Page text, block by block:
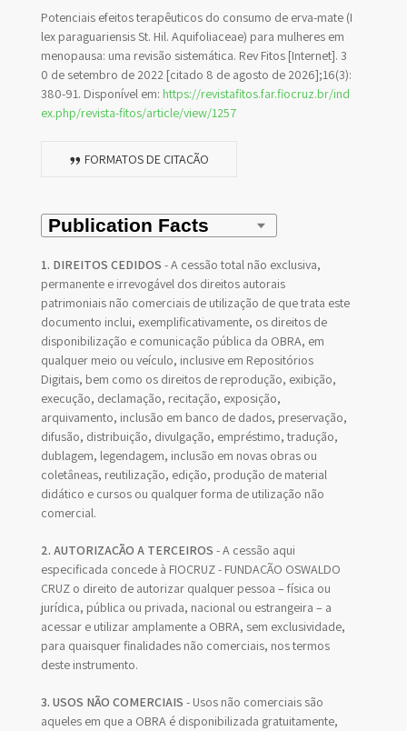
Potenciais efeitos terapêuticos do consumo de erva-mate (I
lex paraguariensis St. Hil. Aquifoliaceae) para mulheres em
menopausa: uma revisão sistemática. Rev Fitos [Internet]. 3
0 de setembro de 2022 [citado 8 de agosto de 2026];16(3):
380-91. Disponível em: https://revistafitos.far.fiocruz.br/ind
ex.php/revista-fitos/article/view/1257
FORMATOS DE CITAÇÃO
1. DIREITOS CEDIDOS - A cessão total não exclusiva,
permanente e irrevogável dos direitos autorais
patrimoniais não comerciais de utilização de que trata este
documento inclui, exemplificativamente, os direitos de
disponibilização e comunicação pública da OBRA, em
qualquer meio ou veículo, inclusive em Repositórios
Digitais, bem como os direitos de reprodução, exibição,
execução, declamação, recitação, exposição,
arquivamento, inclusão em banco de dados, preservação,
difusão, distribuição, divulgação, empréstimo, tradução,
dublagem, legendagem, inclusão em novas obras ou
coletâneas, reutilização, edição, produção de material
didático e cursos ou qualquer forma de utilização não
comercial.
2. AUTORIZAÇÃO A TERCEIROS - A cessão aqui
especificada concede à FIOCRUZ - FUNDAÇÃO OSWALDO
CRUZ o direito de autorizar qualquer pessoa – física ou
jurídica, pública ou privada, nacional ou estrangeira – a
acessar e utilizar amplamente a OBRA, sem exclusividade,
para quaisquer finalidades não comerciais, nos termos
deste instrumento.
3. USOS NÃO COMERCIAIS - Usos não comerciais são
aqueles em que a OBRA é disponibilizada gratuitamente,